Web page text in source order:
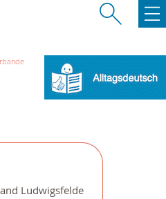
Ludwigsfelde